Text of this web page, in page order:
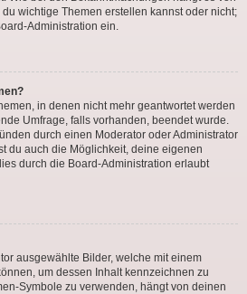
wichtige Themen erstellen kannst oder nicht;
Administration ein.
in denen nicht mehr geantwortet werden
Umfrage, falls vorhanden, beendet wurde.
durch einen Moderator oder Administrator
du auch die Möglichkeit, deine eigenen
durch die Board-Administration erlaubt
ausgewählte Bilder, welche mit einem
um dessen Inhalt kennzeichnen zu
Symbole zu verwenden, hängt von deinen